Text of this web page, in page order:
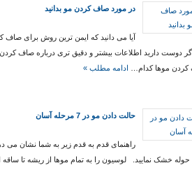
در مورد صاف کردن مو بدانید
آیا می دانید که ایمن ترین روش برای
کردن موها کدام… ادامه مطلب »
حالت دادن مو در 7 مرحله آسان
راهنمای قدم به قدم زیر به شما نشان می
حوله خشک نمایید. لوسیون را به تمام موها از ریشه تا